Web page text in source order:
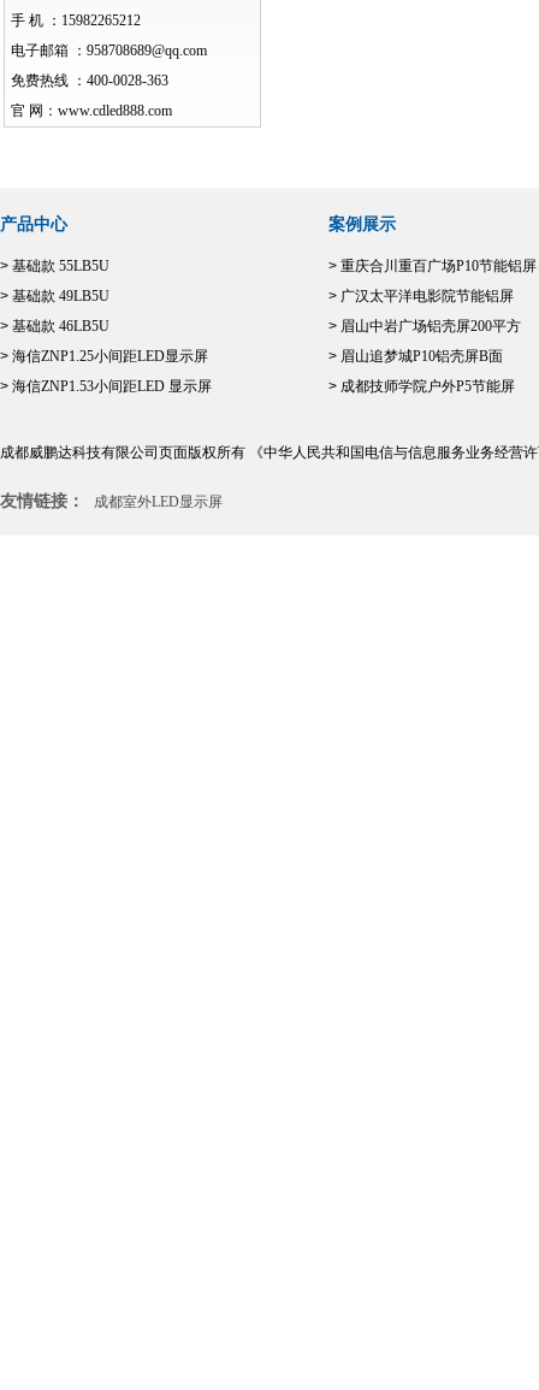
手 机 ： 15982265212
电子邮箱 ： 958708689@qq.com
免费热线 ： 400-0028-363
官 网： www.cdled888.com
产品中心
> 基础款 55LB5U
> 基础款 49LB5U
> 基础款 46LB5U
> 海信ZNP1.25小间距LED显示屏
> 海信ZNP1.53小间距LED 显示屏
案例展示
> 重庆合川重百广场P10节能铝屏
> 广汉太平洋电影院节能铝屏
> 眉山中岩广场铝壳屏200平方
> 眉山追梦城P10铝壳屏B面
> 成都技师学院户外P5节能屏
成都威鹏达科技有限公司页面版权所有 《中华人民共和国电信与信息服务业务经营
友情链接： 成都室外LED显示屏